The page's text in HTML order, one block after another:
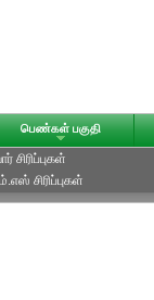
பெண்கள் பகுதி
சிரிப்புகள்
சிரிப்புகள்